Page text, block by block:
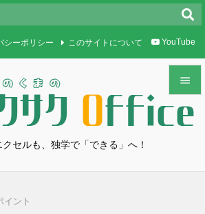
セルも、独学で「できる」へ！


メニュ
シーポリシー このサイトについて YouTube
イント